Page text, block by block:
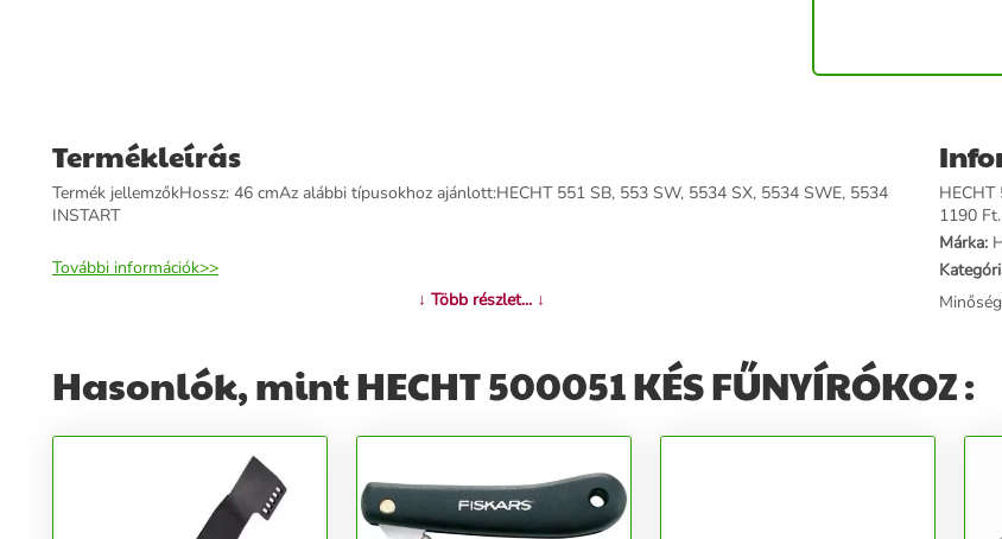
Termékleírás
Termék jellemzőkHossz: 46 cmAz alábbi típusokhoz ajánlott:HECHT 551 SB, 553 SW, 5534 SX, 5534 SWE, 5534
INSTART
További információk>>
↓ Több részlet... ↓
HECHT
1190 Ft.
Márka:
Hasonlók, mint HECHT 500051 KÉS FŰNYÍRÓKOZ :